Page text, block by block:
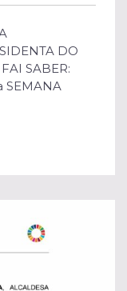
DO
SABER:
SEMANA